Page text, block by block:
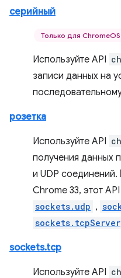
серийный
Только для ChromeOS
Используйте API
записи данных на
розетка
Используйте API
получения данных
и UDP соединений.
Chrome 33, этот
sockets.udp ,
sockets.tcpServer
sockets.tcp
Используйте API